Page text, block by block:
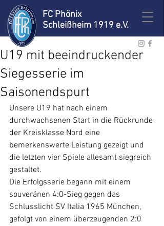
FC Phönix
Schleißheim 1919 e.V.
U19 mit beeindruckender
Siegesserie im
Saisonendspurt
Unsere U19 hat nach einem
durchwachsenen Start in die Rückrunde
der Kreisklasse Nord eine
bemerkenswerte Leistung gezeigt und
die letzten vier Spiele allesamt siegreich
gestaltet.
Die Erfolgsserie begann mit einem
souveränen 4:0-Sieg gegen das
Schlusslicht SV Italia 1965 München,
gefolgt von einem überzeugenden 2:0